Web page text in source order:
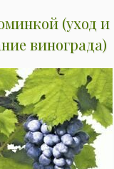
(уход и
винограда)